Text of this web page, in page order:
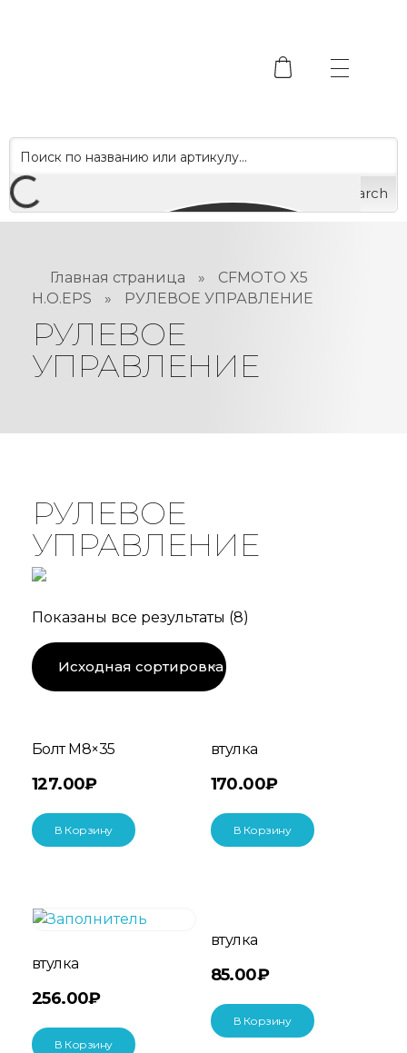
Search
Главная страница »
CFMOTO X5
H.O.EPS
» РУЛЕВОЕ УПРАВЛЕНИЕ
РУЛЕВОЕ
УПРАВЛЕНИЕ
РУЛЕВОЕ
УПРАВЛЕНИЕ
Показаны все результаты (8)
Болт M8×35
127.00₽
В Корзину
втулка
170.00₽
В Корзину
втулка
256.00₽
В Корзину
втулка
85.00₽
В Корзину